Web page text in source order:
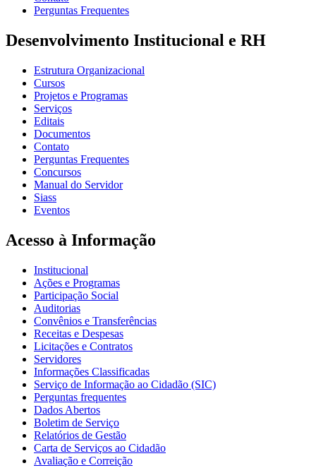
Perguntas Frequentes
Desenvolvimento Institucional e RH
Estrutura Organizacional
Cursos
Projetos e Programas
Serviços
Editais
Documentos
Contato
Perguntas Frequentes
Concursos
Manual do Servidor
Siass
Eventos
Acesso à Informação
Institucional
Ações e Programas
Participação Social
Auditorias
Convênios e Transferências
Receitas e Despesas
Licitações e Contratos
Servidores
Informações Classificadas
Serviço de Informação ao Cidadão (SIC)
Perguntas frequentes
Dados Abertos
Boletim de Serviço
Relatórios de Gestão
Carta de Serviços ao Cidadão
Avaliação e Correição